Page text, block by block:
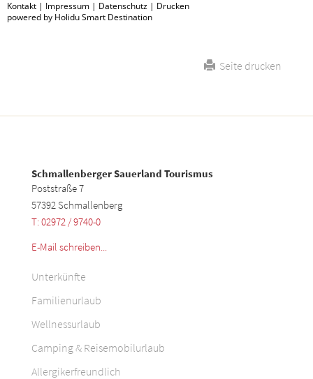
Kontakt | Impressum | Datenschutz | Drucken
powered by Holidu Smart Destination
Seite drucken
Schmallenberger Sauerland Tourismus
Poststraße 7
57392 Schmallenberg
T: 02972 / 9740-0
E-Mail schreiben...
Unterkünfte
Familienurlaub
Wellnessurlaub
Camping & Reisemobilurlaub
Allergikerfreundlich